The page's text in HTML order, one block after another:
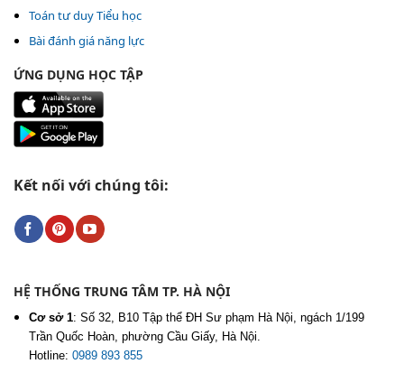
Toán tư duy Tiểu học
Bài đánh giá năng lực
ỨNG DỤNG HỌC TẬP
Kết nối với chúng tôi:
HỆ THỐNG TRUNG TÂM TP. HÀ NỘI
Cơ sở 1: Số 32, B10 Tập thể ĐH Sư phạm Hà Nội, ngách 1/199
Trần Quốc Hoàn, phường Cầu Giấy, Hà Nội.
Hotline: 0989 893 855